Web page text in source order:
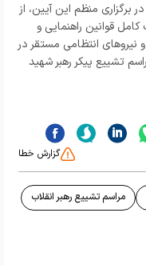
منظم این آیین، از
قوانین راهنمایی و
نیروهای انتظامی مستقر در
تشییع پیکر رهبر شهید
گزارش خطا
مراسم تشییع رهبر انقلاب